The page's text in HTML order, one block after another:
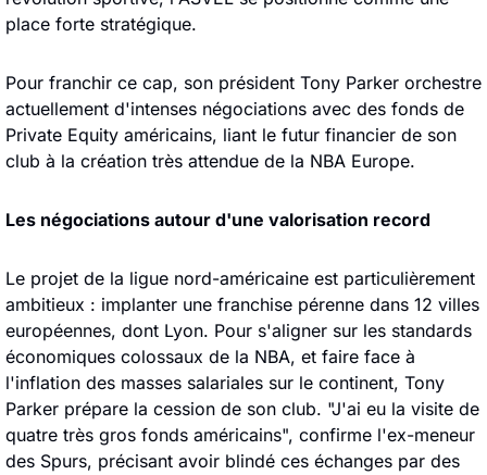
place forte stratégique.
Pour franchir ce cap, son président Tony Parker orchestre
actuellement d'intenses négociations avec des fonds de
Private Equity américains, liant le futur financier de son
club à la création très attendue de la NBA Europe.
Les négociations autour d'une valorisation record
Le projet de la ligue nord-américaine est particulièrement
ambitieux : implanter une franchise pérenne dans 12 villes
européennes, dont Lyon. Pour s'aligner sur les standards
économiques colossaux de la NBA, et faire face à
l'inflation des masses salariales sur le continent, Tony
Parker prépare la cession de son club. "J'ai eu la visite de
quatre très gros fonds américains", confirme l'ex-meneur
des Spurs, précisant avoir blindé ces échanges par des